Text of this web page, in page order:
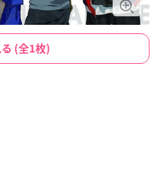
(全1枚)